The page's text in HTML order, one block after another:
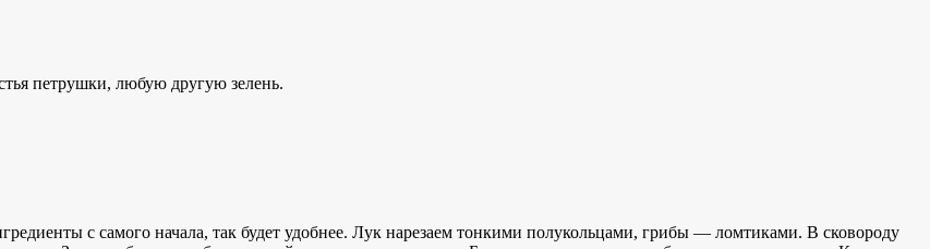
петрушки, любую другую зелень.
с самого начала, так будет удобнее. Лук нарезаем тонкими полукольцами, грибы — ломтиками. В сковороду